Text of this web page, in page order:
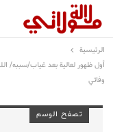
الرئيسية
أول ظهور لعالية بعد غياب/سببه/
وفاتي
تصفح الوسم